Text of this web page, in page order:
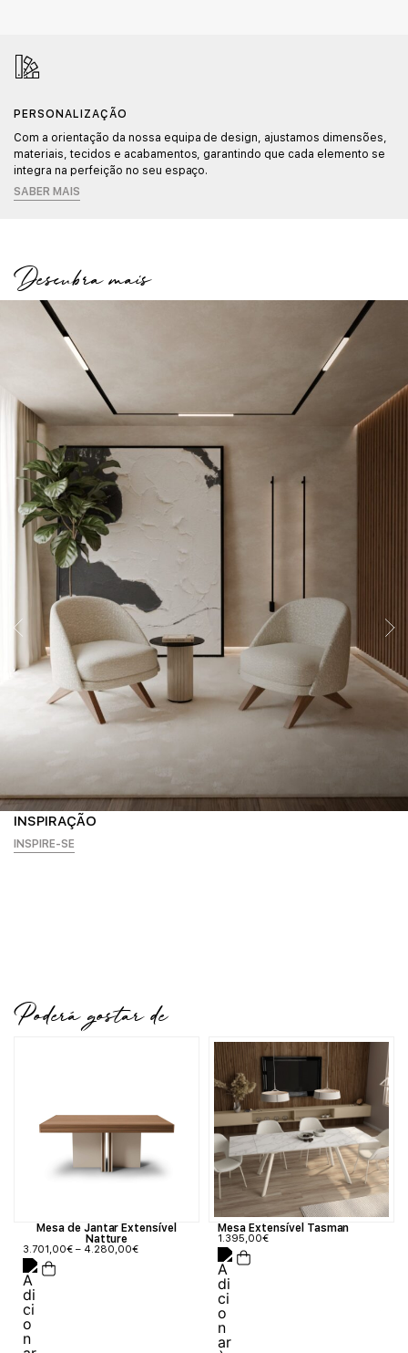
PERSONALIZAÇÃO
Com a orientação da nossa equipa de design, ajustamos dimensões,
materiais, tecidos e acabamentos, garantindo que cada elemento se
integra na perfeição no seu espaço.
SABER MAIS
Descubra mais
INSPIRAÇÃO
INSPIRE-SE
Poderá gostar de
Mesa de Jantar Extensível
Natture
3.701,00€ – 4.280,00€
Mesa Extensível Tasman
1.395,00€